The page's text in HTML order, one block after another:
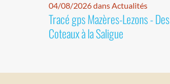
04/08/2026 dans Actualités
Tracé gps Mazères-Lezons - Des
Coteaux à la Saligue